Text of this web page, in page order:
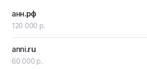
анн.рф
120 000 р.
anni.ru
60 000 р.